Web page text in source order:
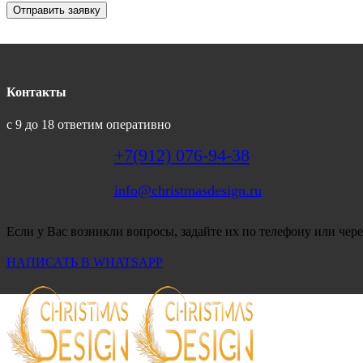
Отправить заявку
Контакты
с 9 до 18 ответим оперативно
+7(912) 076-94-38
info@christmasdesign.ru
Если у Вас возникли вопросы, задайте их по телефону или
НАПИСАТЬ В WHATSAPP